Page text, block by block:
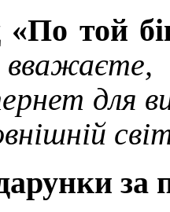
«По той
для
за